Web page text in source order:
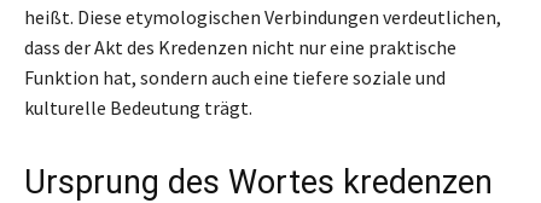
heißt. Diese etymologischen Verbindungen verdeutlichen,
dass der Akt des Kredenzen nicht nur eine praktische
Funktion hat, sondern auch eine tiefere soziale und
kulturelle Bedeutung trägt.
Ursprung des Wortes kredenzen